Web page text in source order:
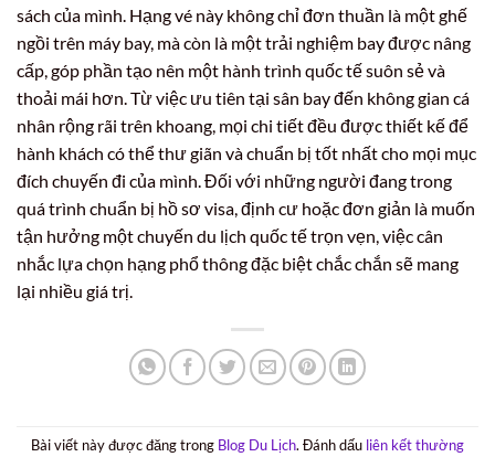
sách của mình. Hạng vé này không chỉ đơn thuần là một ghế
ngồi trên máy bay, mà còn là một trải nghiệm bay được nâng
cấp, góp phần tạo nên một hành trình quốc tế suôn sẻ và
thoải mái hơn. Từ việc ưu tiên tại sân bay đến không gian cá
nhân rộng rãi trên khoang, mọi chi tiết đều được thiết kế để
hành khách có thể thư giãn và chuẩn bị tốt nhất cho mọi mục
đích chuyến đi của mình. Đối với những người đang trong
quá trình chuẩn bị hồ sơ visa, định cư hoặc đơn giản là muốn
tận hưởng một chuyến du lịch quốc tế trọn vẹn, việc cân
nhắc lựa chọn hạng phổ thông đặc biệt chắc chắn sẽ mang
lại nhiều giá trị.
Bài viết này được đăng trong Blog Du Lịch. Đánh dấu liên kết thường